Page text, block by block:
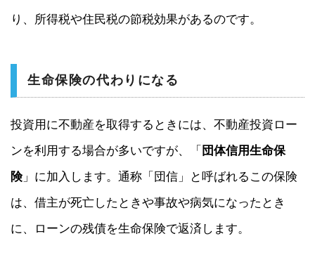
り、所得税や住民税の節税効果があるのです。
生命保険の代わりになる
投資用に不動産を取得するときには、不動産投資ロー
ンを利用する場合が多いですが、「 団体信用生命保
険」に加入します。通称「団信」と呼ばれるこの保険
は、借主が死亡したときや事故や病気になったとき
に、ローンの残債を生命保険で返済します。